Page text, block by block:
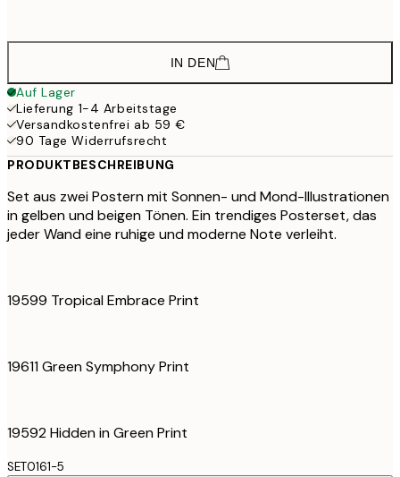
IN DEN
Auf Lager
Lieferung 1-4 Arbeitstage
Versandkostenfrei ab 59 €
90 Tage Widerrufsrecht
PRODUKTBESCHREIBUNG
Set aus zwei Postern mit Sonnen- und Mond-Illustrationen
in gelben und beigen Tönen. Ein trendiges Posterset, das
jeder Wand eine ruhige und moderne Note verleiht.
19599 Tropical Embrace Print
19611 Green Symphony Print
19592 Hidden in Green Print
SET0161-5